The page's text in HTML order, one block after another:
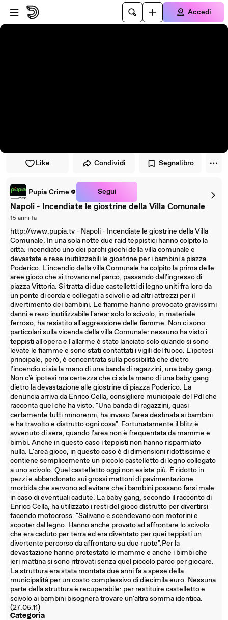
Vai al lettore
Passa al contenuto principale
Accedi
Like Condividi Segnalibro
Pupia Crime Segui
Napoli - Incendiate le giostrine della Villa Comunale
15 anni fa
http://www.pupia.tv - Napoli - Incendiate le giostrine della Villa
Comunale. In una sola notte due raid teppistici hanno colpito la
città: incendiato uno dei parchi giochi della villa comunale e
devastate e rese inutilizzabili le giostrine per i bambini a piazza
Poderico. L'incendio della villa Comunale ha colpito la prima delle
aree gioco che si trovano nel parco, passando dall'ingresso di
piazza Vittoria. Si tratta di due castelletti di legno uniti fra loro da
un ponte di corda e collegati a scivoli e ad altri attrezzi per il
divertimento dei bambini. Le fiamme hanno provocato gravissimi
danni e reso inutilizzabile l'area: solo lo scivolo, in materiale
ferroso, ha resistito all'aggressione delle fiamme. Non ci sono
particolari sulla vicenda della villa Comunale: nessuno ha visto i
teppisti all'opera e l'allarme è stato lanciato solo quando si sono
levate le fiamme e sono stati contattati i vigili del fuoco. L'ipotesi
principale, però, è concentrata sulla possibilità che dietro
l'incendio ci sia la mano di una banda di ragazzini, una baby gang.
Non c'è ipotesi ma certezza che ci sia la mano di una baby gang
dietro la devastazione alle giostrine di piazza Poderico. La
denuncia arriva da Enrico Cella, consigliere municipale del Pdl che
racconta quel che ha visto: "Una banda di ragazzini, quasi
certamente tutti minorenni, ha invaso l'area destinata ai bambini
e ha travolto e distrutto ogni cosa". Fortunatamente il blitz è
avvenuto di sera, quando l'area non è frequentata da mamme e
bimbi. Anche in questo caso i teppisti non hanno risparmiato
nulla. L'area gioco, in questo caso è di dimensioni ridottissime e
contiene semplicemente un piccolo castelletto di legno collegato
a uno scivolo. Quel castelletto oggi non esiste più. È ridotto in
pezzi e abbandonato sui grossi mattoni di pavimentazione
morbida che servono ad evitare che i bambini possano farsi male
in caso di eventuali cadute. La baby gang, secondo il racconto di
Enrico Cella, ha utilizzato i resti del gioco distrutto per divertirsi
facendo motocross: "Salivano e scendevano con motorini e
scooter dal legno. Hanno anche provato ad affrontare lo scivolo
che era caduto per terra ed era diventato per quei teppisti un
divertente percorso da affrontare su due ruote".Per la
devastazione hanno protestato le mamme e anche i bimbi che
ieri mattina si sono ritrovati senza quel piccolo parco per giocare.
La struttura era stata montata due anni fa a spese della
municipalità per un costo complessivo di diecimila euro. Nessuna
parte della struttura è recuperabile: per restituire castelletto e
scivolo ai bambini bisognerà trovare un'altra somma identica.
(27.05.11)
Categoria